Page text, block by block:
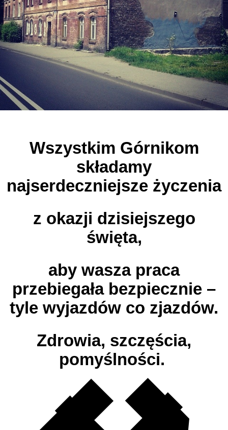
Wszystkim Górnikom
składamy
najserdeczniejsze życzenia
z okazji dzisiejszego
święta,
aby wasza praca
przebiegała bezpiecznie –
tyle wyjazdów co zjazdów.
Zdrowia, szczęścia,
pomyślności.